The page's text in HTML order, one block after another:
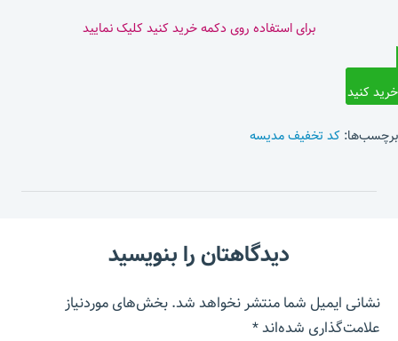
برای استفاده روی دکمه خرید کنید کلیک نمایید
خرید کنید
برچسب‌ها: کد تخفیف مدیسه
دیدگاهتان را بنویسید
نشانی ایمیل شما منتشر نخواهد شد.بخش‌های موردنیاز
علامت‌گذاری شده‌اند*